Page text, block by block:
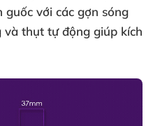
guốc với các gợn sóng
và thụt tự động giúp kích